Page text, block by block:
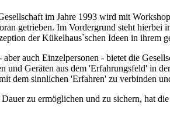
im Jahre 1993 wird mit
getrieben. Im Vordergrund steht hierbei
der Kükelhaus`schen Ideen in ihrem
aber auch Einzelpersonen - bietet die
und Geräten aus dem 'Erfahrungsfeld' in
dem sinnlichen 'Erfahren' zu verbinden
zu ermöglichen und zu sichern, hat